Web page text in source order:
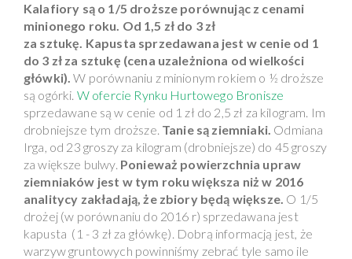
Kalafiory są o 1/5 droższe porównując z cenami
minionego roku. Od 1,5 zł do 3 zł
za sztukę. Kapusta sprzedawana jest w cenie od 1
do 3 zł za sztukę (cena uzależniona od wielkości
główki).W porównaniu z minionym rokiem o ½ droższe
są ogórki. W ofercie Rynku Hurtowego Bronisze
sprzedawane są w cenie od 1 zł do 2,5 zł za kilogram. Im
drobniejsze tym droższe. Tanie są ziemniaki. Odmiana
Irga, od 23 groszy za kilogram (drobniejsze) do 45 groszy
za większe bulwy. Ponieważ powierzchnia upraw
ziemniaków jest w tym roku większa niż w 2016
analitycy zakładają, że zbiory będą większe. O 1/5
drożej (w porównaniu do 2016 r) sprzedawana jest
kapusta (1 - 3 zł za główkę). Dobrą informacją jest, że
warzyw gruntowych powinniśmy zebrać tyle samo ile